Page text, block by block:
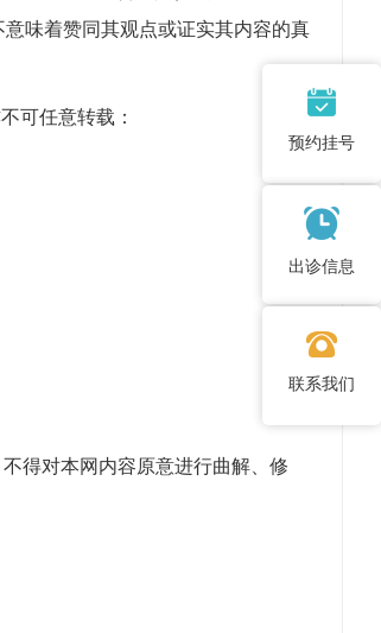
味着赞同其观点或证实其内容的真
可任意转载：
得对本网内容原意进行曲解、修
预约挂号
出诊信息
联系我们